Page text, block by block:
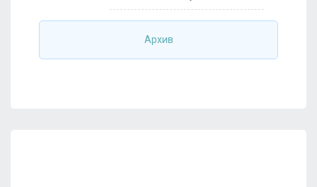
Архив